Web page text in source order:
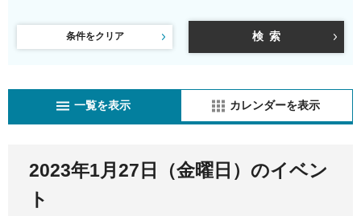
条件をクリア
一覧を表示 カレンダーを表示
2023年1月27日（金曜日）のイベン
ト